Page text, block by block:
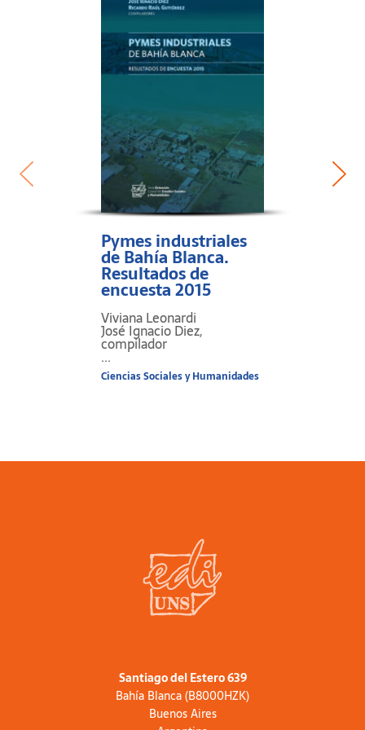
Pymes industriales
de Bahía Blanca.
Resultados de
encuesta 2015
Viviana Leonardi
José Ignacio Diez,
compilador
...
Ciencias Sociales y Humanidades
Santiago del Estero 639
Bahía Blanca (B8000HZK)
Buenos Aires